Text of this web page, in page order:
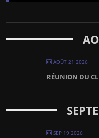
AOÛT 21 2026
RÉUNION DU
SEP 19 2026